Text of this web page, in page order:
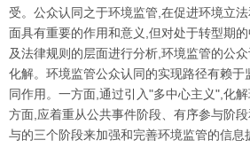
受。公众认同之于环境监管,在促进环境立
面具有重要的作用和意义,但对处于转型期
及法律规则的层面进行分析,环境监管的公
化解。环境监管公众认同的实现路径有赖
同作用。一方面,通过引入"多中心主义",化
方面,应着重从公共事件阶段、有序参与阶
与的三个阶段来加强和完善环境监管的信息